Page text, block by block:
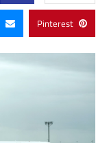
Pinterest